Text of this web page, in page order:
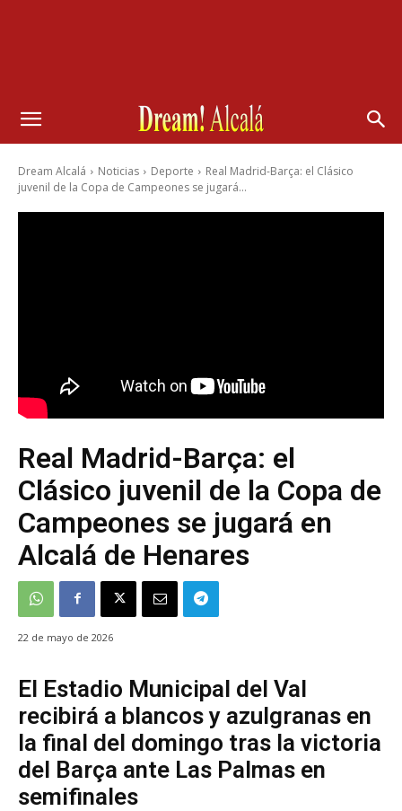
Dream Alcalá Noticias Deporte
Real Madrid-Barça: el Clásico
juvenil de la Copa de Campeones se jugará...
Real Madrid-Barça: el
Clásico juvenil de la Copa de
Campeones se jugará en
Alcalá de Henares
22 de mayo de 2026
El Estadio Municipal del Val
recibirá a blancos y azulgranas en
la final del domingo tras la victoria
del Barça ante Las Palmas en
semifinales